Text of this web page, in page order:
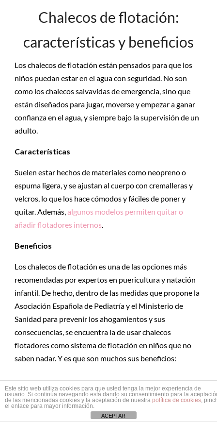
Chalecos de flotación:
características y beneficios
Los chalecos de flotación están pensados para que los
niños puedan estar en el agua con seguridad. No son
como los chalecos salvavidas de emergencia, sino que
están diseñados para jugar, moverse y empezar a ganar
confianza en el agua, y siempre bajo la supervisión de un
adulto.
Características
Suelen estar hechos de materiales como neopreno o
espuma ligera, y se ajustan al cuerpo con cremalleras y
velcros, lo que los hace cómodos y fáciles de poner y
quitar. Además, algunos modelos permiten quitar o
añadir flotadores internos.
Beneficios
Los chalecos de flotación es una de las opciones más
recomendadas por expertos en puericultura y natación
infantil. De hecho, dentro de las medidas que propone la
Asociación Española de Pediatría y el Ministerio de
Sanidad para prevenir los ahogamientos y sus
consecuencias, se encuentra la de usar chalecos
flotadores como sistema de flotación en niños que no
saben nadar. Y es que son muchos sus beneficios:
Mayor libertad de movimiento. A diferencia de
los flotadores tradicionales, que pueden limitar el
movimiento natural de brazos y piernas, los
Este sitio web utiliza cookies para que usted tenga la mejor experiencia de
usuario. Si continúa navegando está dando su consentimiento para la
de las mencionadas cookies y la aceptación de nuestra política de cookies,
el enlace para mayor información.
ACEPTAR